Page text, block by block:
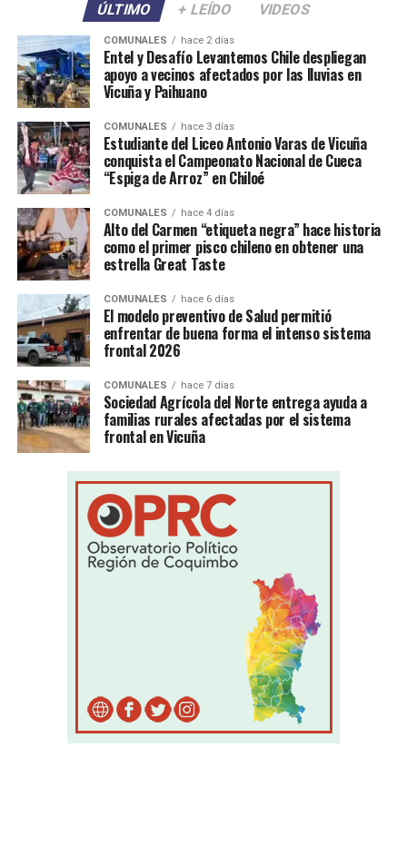
ÚLTIMO + LEÍDO VIDEOS
COMUNALES hace 2 días
Entel y Desafío Levantemos Chile despliegan
apoyo a vecinos afectados por las lluvias en
Vicuña y Paihuano
COMUNALES hace 3 días
Estudiante del Liceo Antonio Varas de Vicuña
conquista el Campeonato Nacional de Cueca
“Espiga de Arroz” en Chiloé
COMUNALES hace 4 días
Alto del Carmen “etiqueta negra” hace historia
como el primer pisco chileno en obtener una
estrella Great Taste
COMUNALES hace 6 días
El modelo preventivo de Salud permitió
enfrentar de buena forma el intenso sistema
frontal 2026
COMUNALES hace 7 días
Sociedad Agrícola del Norte entrega ayuda a
familias rurales afectadas por el sistema
frontal en Vicuña